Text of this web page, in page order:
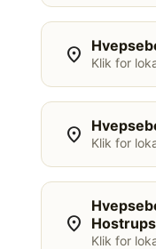
location_on Klik for
location_on Klik for
location_on
Klik for